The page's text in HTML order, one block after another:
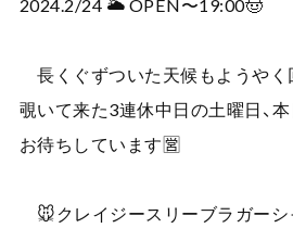
2024.2/24 🌥️ OPEN〜19:00🤠
長くぐずついた天候もようやく
覗いて来た3連休中日の土曜日、
お待ちしています🈺
🐭クレイジースリーブラガーシ